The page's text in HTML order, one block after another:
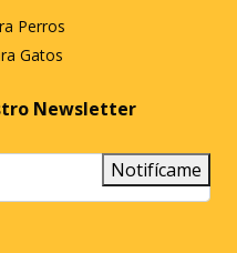
Perros
Gatos
Newsletter
Notifícame